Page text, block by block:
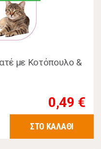
με Κοτόπουλο &
0,49 €
ΣΤΟ ΚΑΛΑΘΙ